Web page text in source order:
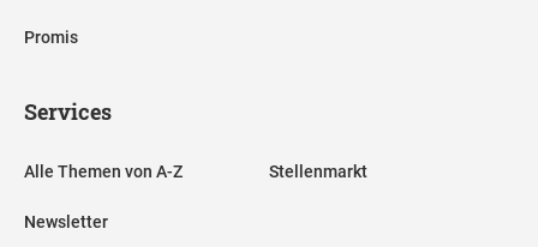
Promis
Services
Alle Themen von A-Z
Newsletter
Stellenmarkt